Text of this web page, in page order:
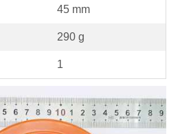
45 mm
290 g
1